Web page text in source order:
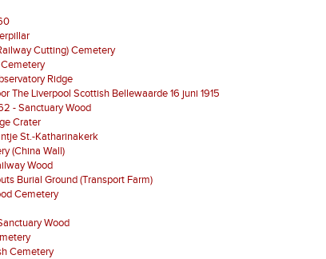
Cutting) Cemetery
Ridge
The Liverpool Scottish Bellewaarde 16 juni 1915
- Sanctuary Wood
Crater
St.-Katharinakerk
(China Wall)
Wood
Burial Ground (Transport Farm)
Cemetery
Wood
Cemetery